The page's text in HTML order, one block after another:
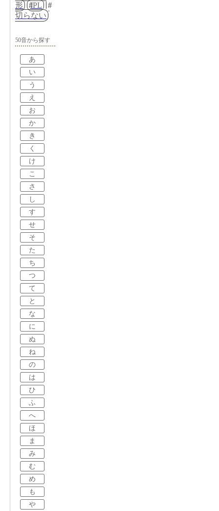
形
IPL
切らない
50音から探す
あ
い
う
え
お
か
き
く
け
こ
さ
し
す
せ
そ
た
ち
つ
て
と
な
に
ぬ
ね
の
は
ひ
ふ
へ
ほ
ま
み
む
め
も
や